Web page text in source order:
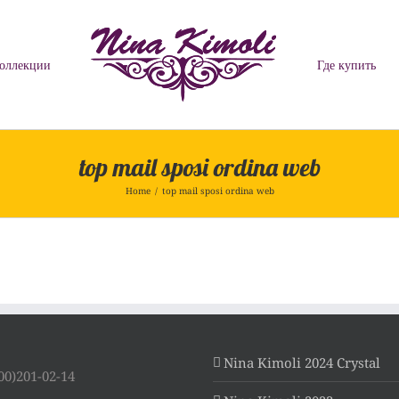
Где купить
top mail sposi ordina web
Home / top mail sposi ordina web
02-14
Nina Kimoli 2024 Crystal